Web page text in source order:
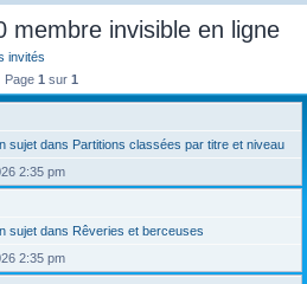
membre invisible en ligne
invités
Page 1 sur 1
sujet dans Partitions classées par titre et niveau
2:35 pm
sujet dans Rêveries et berceuses
2:35 pm